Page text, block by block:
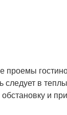
проемы
следует в
и